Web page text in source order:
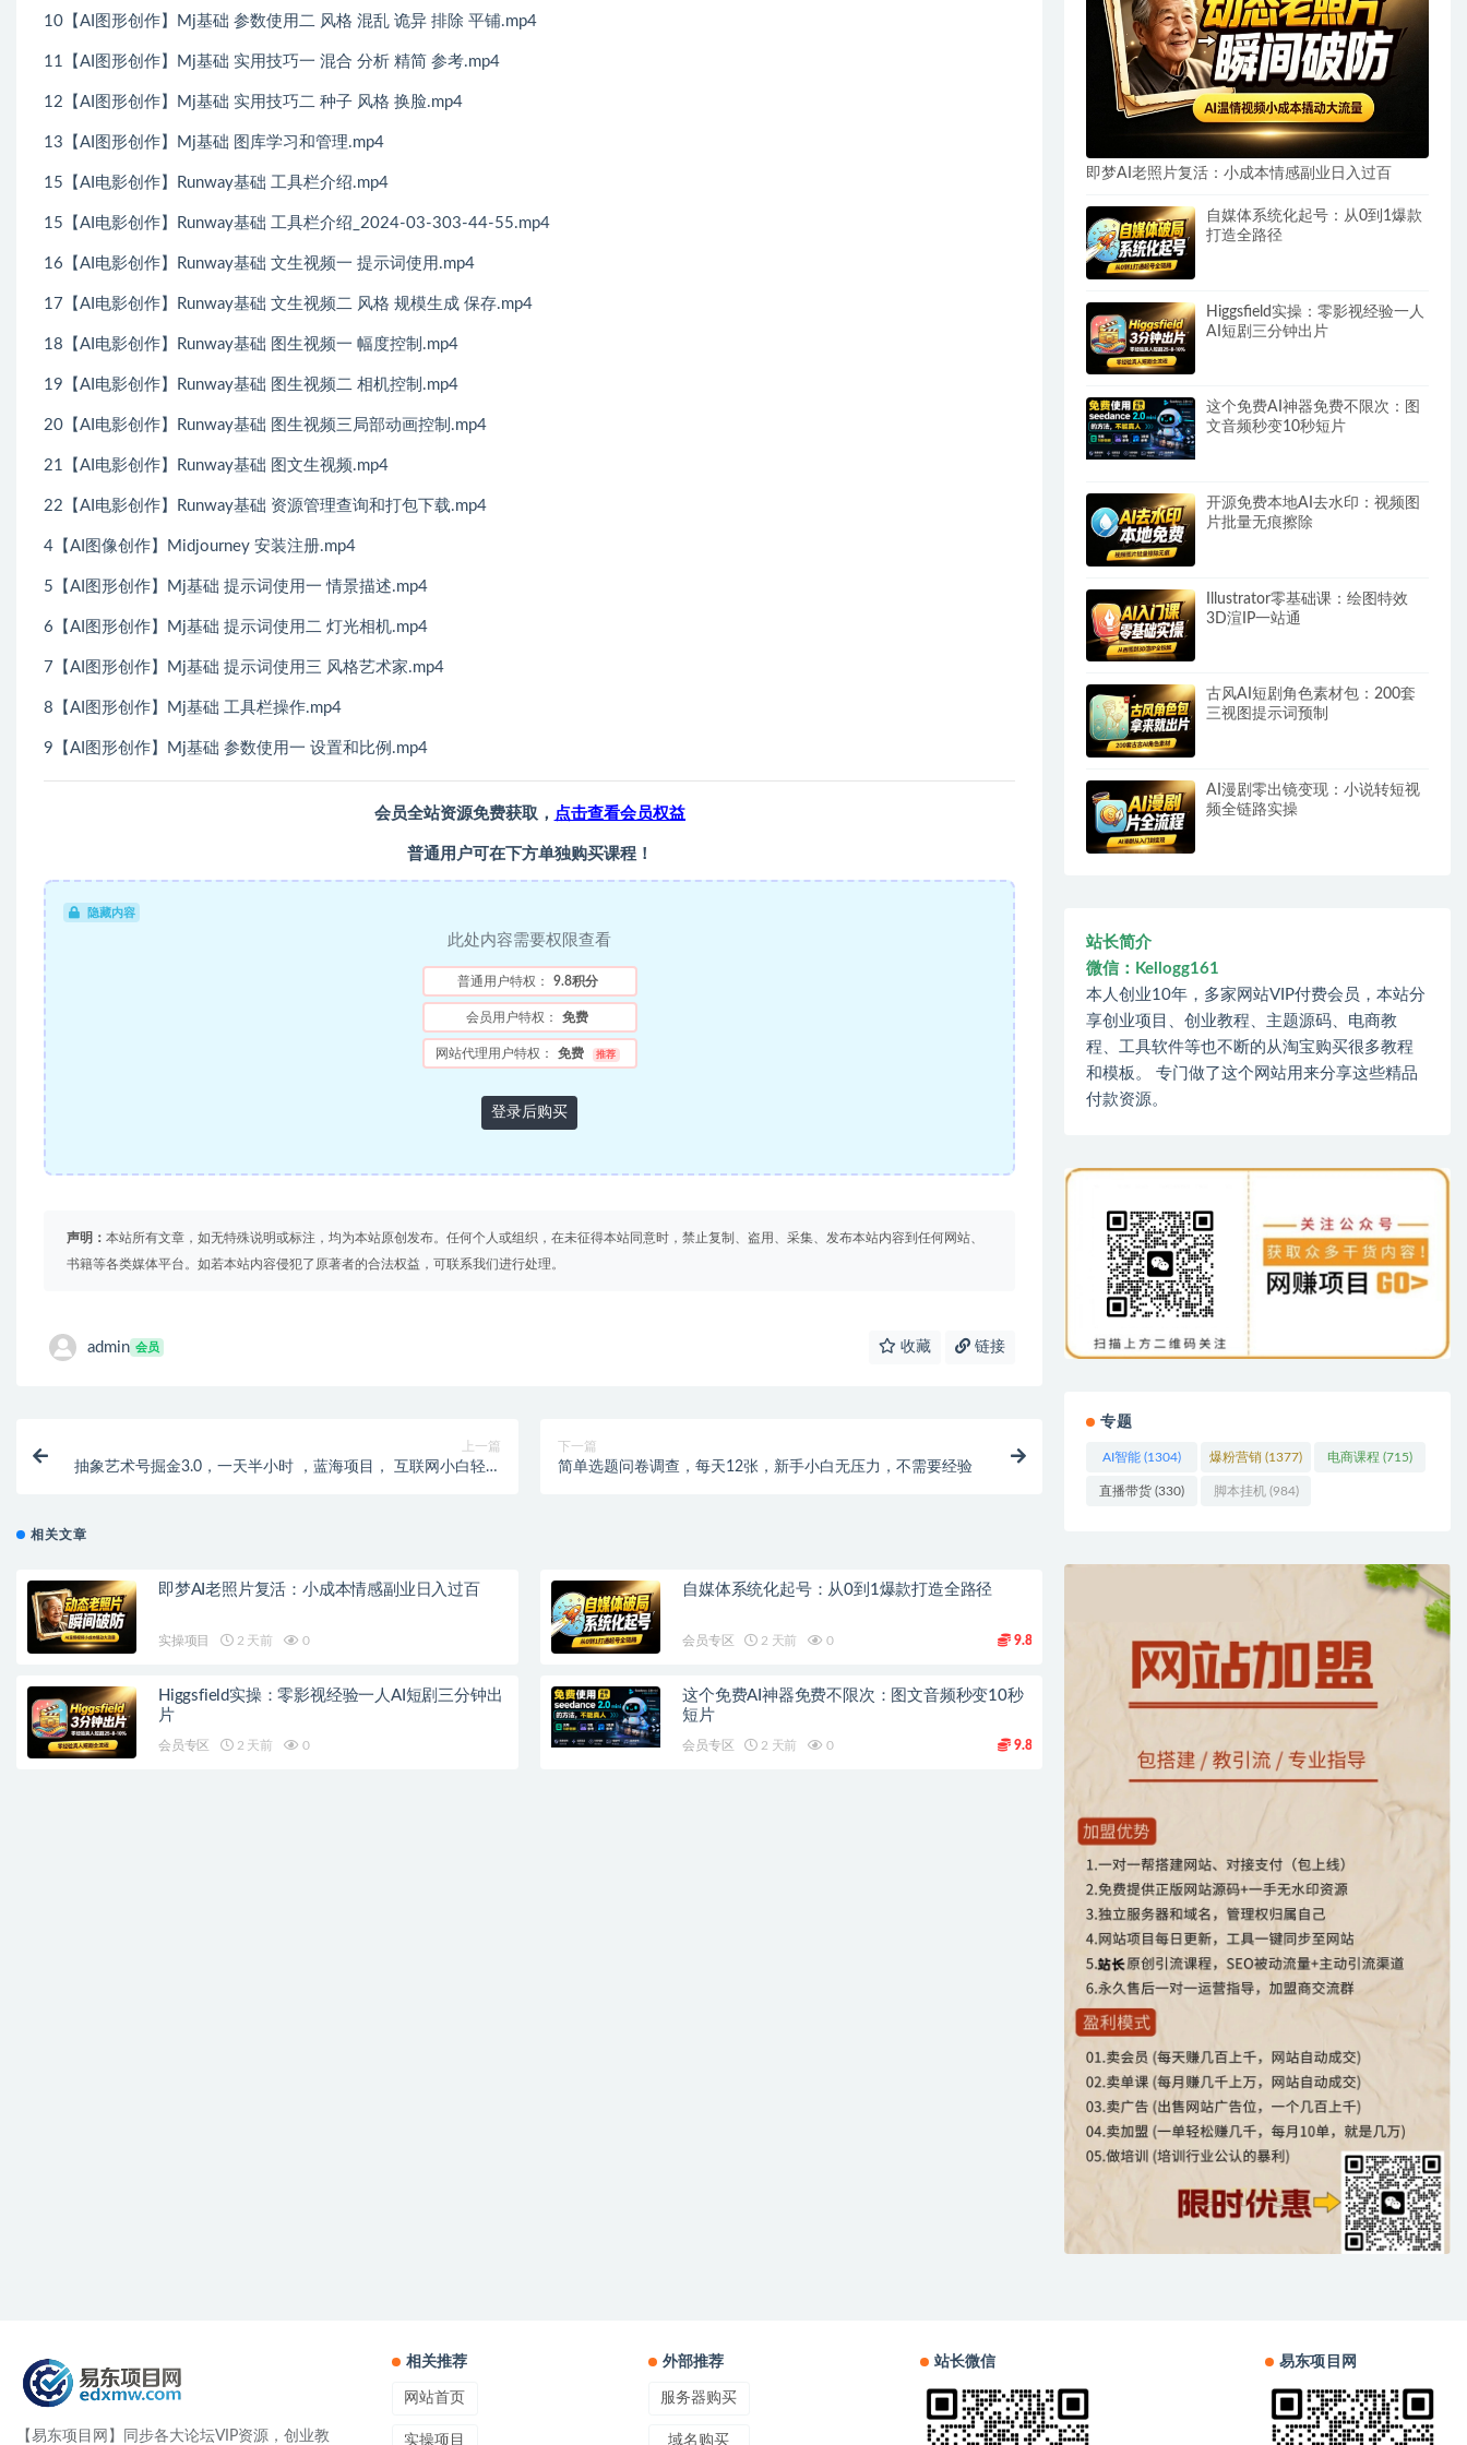
10【AI图形创作】Mj基础 参数使用二 风格 混乱 诡异 排除 平铺.mp4
11【AI图形创作】Mj基础 实用技巧一 混合 分析 精简 参考.mp4
12【AI图形创作】Mj基础 实用技巧二 种子 风格 换脸.mp4
13【AI图形创作】Mj基础 图库学习和管理.mp4
15【AI电影创作】Runway基础 工具栏介绍.mp4
15【AI电影创作】Runway基础 工具栏介绍_2024-03-303-44-55.mp4
16【AI电影创作】Runway基础 文生视频一 提示词使用.mp4
17【AI电影创作】Runway基础 文生视频二 风格 规模生成 保存.mp4
18【AI电影创作】Runway基础 图生视频一 幅度控制.mp4
19【AI电影创作】Runway基础 图生视频二 相机控制.mp4
20【AI电影创作】Runway基础 图生视频三局部动画控制.mp4
21【AI电影创作】Runway基础 图文生视频.mp4
22【AI电影创作】Runway基础 资源管理查询和打包下载.mp4
4【AI图像创作】Midjourney 安装注册.mp4
5【AI图形创作】Mj基础 提示词使用一 情景描述.mp4
6【AI图形创作】Mj基础 提示词使用二 灯光相机.mp4
7【AI图形创作】Mj基础 提示词使用三 风格艺术家.mp4
8【AI图形创作】Mj基础 工具栏操作.mp4
9【AI图形创作】Mj基础 参数使用一 设置和比例.mp4
会员全站资源免费获取， 点击查看会员权益
普通用户可在下方单独购买课程！
隐藏内容
此处内容需要权限查看
普通用户特权： 9.8积分
会员用户特权： 免费
网站代理用户特权： 免费 推荐
登录后购买
声明： 本站所有文章，如无特殊说明或标注，均为本站原创发布。任何个人或组织，在未征得本站同意时，禁止复制、盗用、采集、发布本站内容到任何网站、
书籍等各类媒体平台。如若本站内容侵犯了原著者的合法权益，可联系我们进行处理。
admin 会员 收藏 链接
上一篇
抽象艺术号掘金3.0，一天半小时 ，蓝海项目， 互联网小白轻松
下一篇
简单选题问卷调查，每天12张，新手小白无压力，不需要经验
相关文章
即梦AI老照片复活：小成本情感副业日入过百
实操项目 2 天前 0
自媒体系统化起号：从0到1爆款打造全路径
会员专区 2 天前 0 9.8
Higgsfield实操：零影视经验一人AI短剧三分钟出
片
会员专区 2 天前 0
这个免费AI神器免费不限次：图文音频秒变10秒
短片
会员专区 2 天前 0 9.8
即梦AI老照片复活：小成本情感副业日入过百
自媒体系统化起号：从0到1爆款
打造全路径
Higgsfield实操：零影视经验一人
AI短剧三分钟出片
这个免费AI神器免费不限次：图
文音频秒变10秒短片
开源免费本地AI去水印：视频图
片批量无痕擦除
Illustrator零基础课：绘图特效
3D渲IP一站通
古风AI短剧角色素材包：200套
三视图提示词预制
AI漫剧零出镜变现：小说转短视
频全链路实操
站长简介
微信：Kellogg161
本人创业10年，多家网站VIP付费会员，本站分
享创业项目、创业教程、主题源码、电商教
程、工具软件等也不断的从淘宝购买很多教程
和模板。 专门做了这个网站用来分享这些精品
付款资源。
专题
AI智能 (1304) 爆粉营销 (1377) 电商课程 (715)
直播带货 (330) 脚本挂机(984)
【易东项目网】同步各大论坛VIP资源，创业教
相关推荐
网站首页
实操项目
外部推荐
服务器购买
域名购买
站长微信 易东项目网